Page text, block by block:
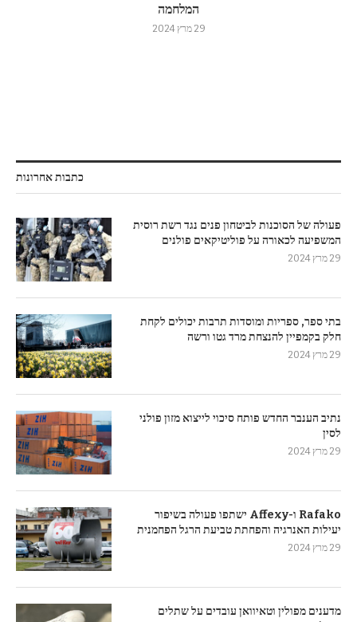
המלחמה
29 מרץ 2024
כתבות אחרונות
פעולה של הסוכנות לביטחון פנים נגד רשת רוסית
המשפיעה לכאורה על פוליטיקאים פולנים
29 מרץ 2024
בתי ספר, ספריות ומוסדות תרבות יכולים לקחת
חלק בקמפיין להנצחת מרד גטו ורשה
29 מרץ 2024
נתיב הענבר החדש פותח סיכוי לייצוא מזון פולני
לסין
29 מרץ 2024
Rafako ו-Affexy ישתפו פעולה בשיפור
יעילות האנרגיה והפחתת טביעת הרגל הפחמנית
29 מרץ 2024
מדענים מפולין וטאיוואן עובדים על שתלים